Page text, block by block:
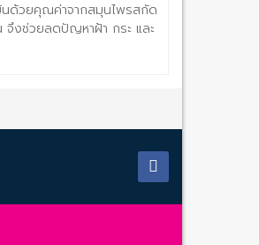
นด้วยคุณค่าจากสมุนไพรสกัด
จึงช่วยลดปัญหาฝ้า กระ และ